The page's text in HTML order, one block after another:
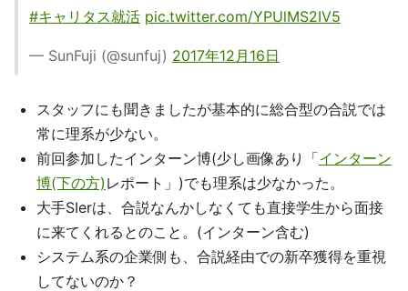
#キャリタス就活 pic.twitter.com/YPUlMS2IV5
— SunFuji (@sunfuj) 2017年12月16日
スタッフにも聞きましたが基本的に総合型の合説では
常に理系が少ない。
前回参加したインターン博(少し画像あり「インターン
博(下の方) レポート」)でも理系は少なかった。
大手SIerは、合説なんかしなくても直接学生から面接
に来てくれるとのこと。(インターン含む)
システム系の企業側も、合説経由での新卒獲得を重視
してないのか？